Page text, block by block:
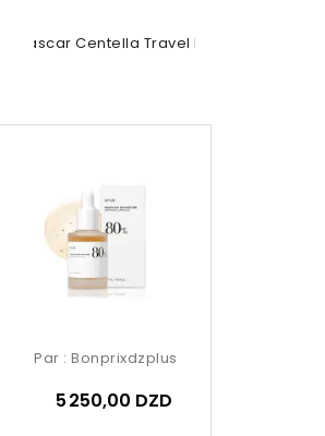
Centella Travel Kit 5 Pcs
Par : Bonprixdzplus
5 250,00 DZD